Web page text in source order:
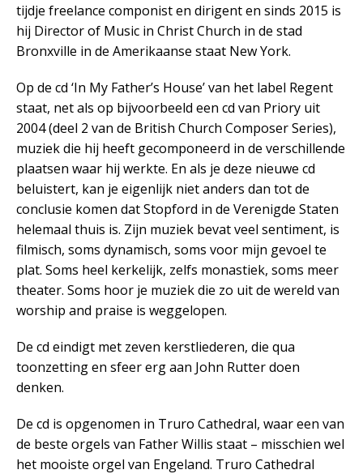
tijdje freelance componist en dirigent en sinds 2015 is
hij Director of Music in Christ Church in de stad
Bronxville in de Amerikaanse staat New York.
Op de cd ‘In My Father’s House’ van het label Regent
staat, net als op bijvoorbeeld een cd van Priory uit
2004 (deel 2 van de British Church Composer Series),
muziek die hij heeft gecomponeerd in de verschillende
plaatsen waar hij werkte. En als je deze nieuwe cd
beluistert, kan je eigenlijk niet anders dan tot de
conclusie komen dat Stopford in de Verenigde Staten
helemaal thuis is. Zijn muziek bevat veel sentiment, is
filmisch, soms dynamisch, soms voor mijn gevoel te
plat. Soms heel kerkelijk, zelfs monastiek, soms meer
theater. Soms hoor je muziek die zo uit de wereld van
worship and praise is weggelopen.
De cd eindigt met zeven kerstliederen, die qua
toonzetting en sfeer erg aan John Rutter doen
denken.
De cd is opgenomen in Truro Cathedral, waar een van
de beste orgels van Father Willis staat – misschien wel
het mooiste orgel van Engeland. Truro Cathedral